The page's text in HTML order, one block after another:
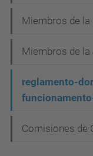
g
a
i
n
Miembros de
Miembros de la
reglamento-
Comisiones de